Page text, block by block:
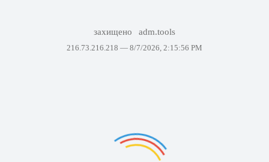
захищено adm.tools
216.73.216.218 — 8/7/2026, 2:15:56 PM